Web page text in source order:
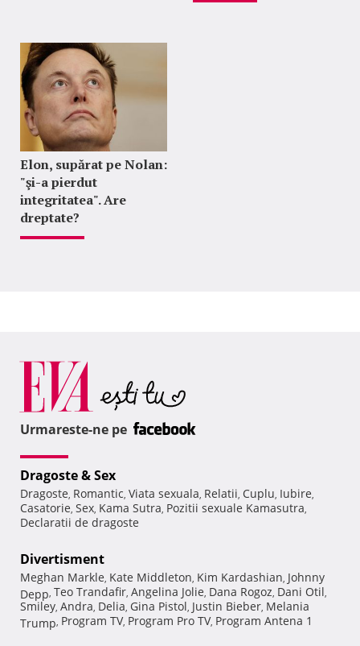
Elon, supărat pe Nolan:
"şi-a pierdut
integritatea". Are
dreptate?
Urmareste-ne pe
Dragoste & Sex
Dragoste, Romantic, Viata sexuala, Relatii, Cuplu, Iubire,
Casatorie, Sex, Kama Sutra, Pozitii sexuale Kamasutra,
Declaratii de dragoste
Divertisment
Meghan Markle, Kate Middleton, Kim Kardashian, Johnny
Depp, Teo Trandafir, Angelina Jolie, Dana Rogoz, Dani Otil,
Smiley, Andra, Delia, Gina Pistol, Justin Bieber, Melania
Trump, Program TV, Program Pro TV, Program Antena 1